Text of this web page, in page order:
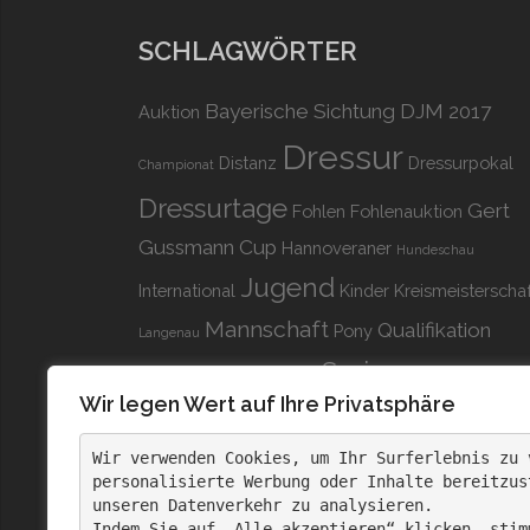
Wir legen Wert auf Ihre Privatsphäre
Wir verwenden Cookies, um Ihr Surferlebnis zu
personalisierte Werbung oder Inhalte
unseren Datenverkehr zu analysieren.
SCHLAGWÖRTER
Auktion Bayerische Sichtung DJM 2017
Championat Distanz Dressur Dressurpokal
Dressurtage Fohlen Fohlenauktion Gert
Gussmann Cup Hannoveraner Hundeschau
International Jugend Kinder
Langenau Mannschaft Pony Qualifikation
Springen
Morgen Stutbuchaufnahme Turnier
VARTA Pony Tour Vereinsevent Zucht
Zuchtturnier